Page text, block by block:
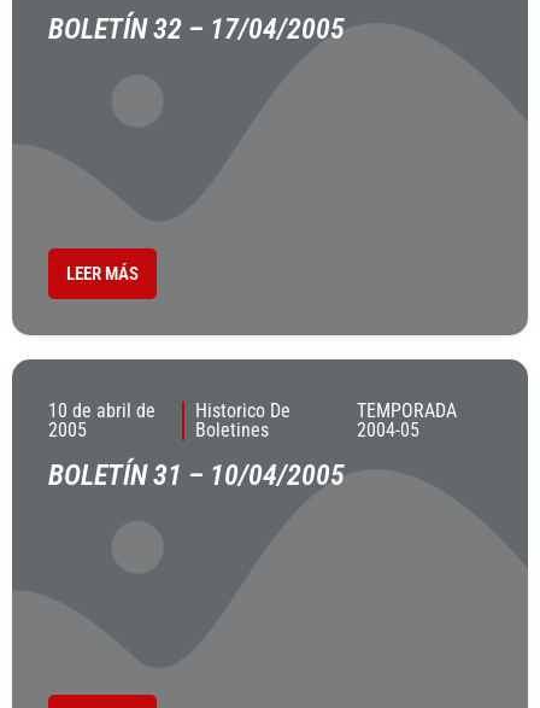
BOLETÍN 32 – 17/04/2005
LEER MÁS
10 de abril de
2005
Historico De
Boletines
TEMPORADA
2004-05
BOLETÍN 31 – 10/04/2005